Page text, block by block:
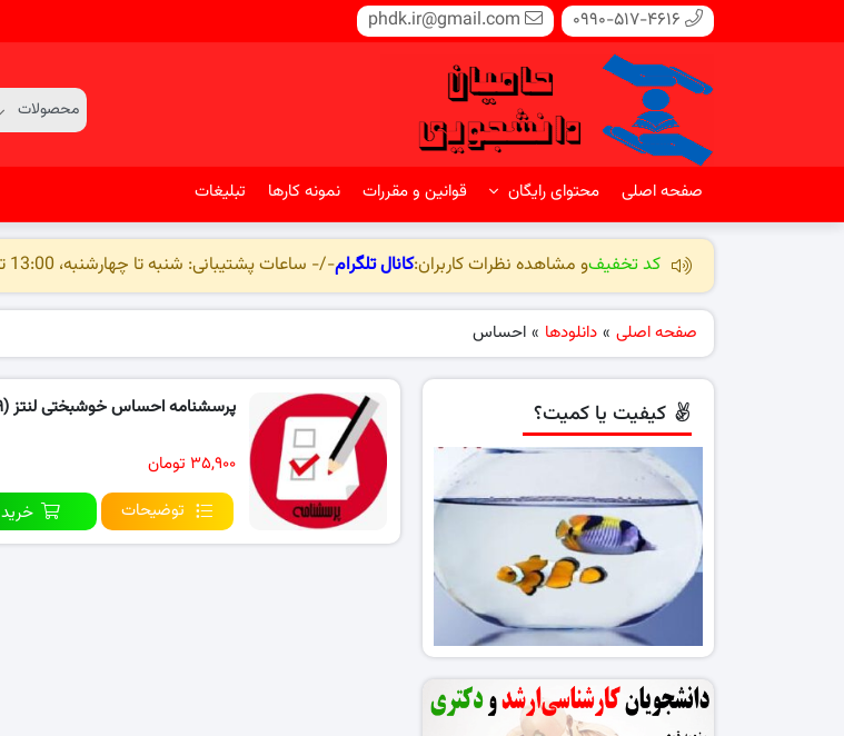
0990-517-4616
phdk.ir@gmail.com
صفحه اصلی محتوای رایگان قوانین و مقررات نمونه کارها تبلیغات
کد تخفیفو مشاهده نظرات کاربران:کانال تلگرام-/- ساعات پشتیبانی: شنبه تا چهارشنبه، 13:00 تا 01:00 -/-
صفحه اصلی » دانلودها » احساس
پرسشنامه احساس خوشبختی لنتز (۲۰۰۹)
۳۵,۹۰۰ تومان
توضیحات
خرید
کیفیت یا کمیت؟